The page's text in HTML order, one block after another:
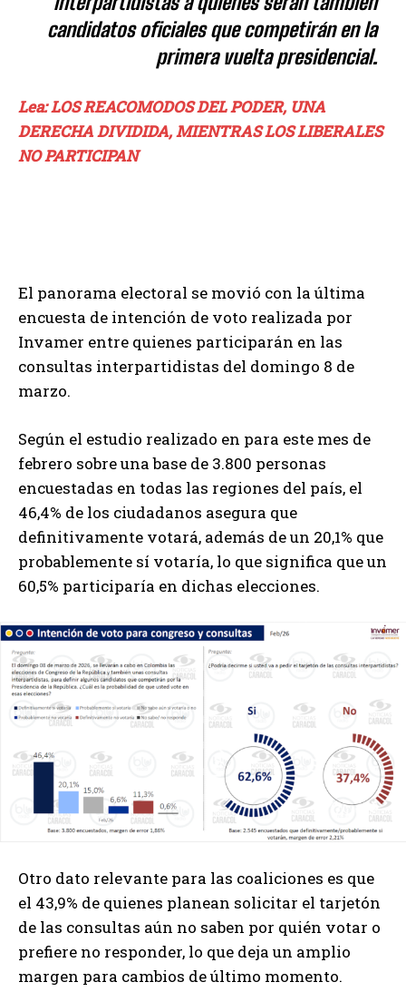
candidatos oficiales que competirán en la
primera vuelta presidencial.
Lea: LOS REACOMODOS DEL PODER, UNA
DERECHA DIVIDIDA, MIENTRAS LOS LIBERALES
NO PARTICIPAN
El panorama electoral se movió con la última
encuesta de intención de voto realizada por
Invamer entre quienes participarán en las
consultas interpartidistas del domingo 8 de
marzo.
Según el estudio realizado en para este mes de
febrero sobre una base de 3.800 personas
encuestadas en todas las regiones del país, el
46,4% de los ciudadanos asegura que
definitivamente votará, además de un 20,1% que
probablemente sí votaría, lo que significa que un
60,5% participaría en dichas elecciones.
Otro dato relevante para las coaliciones es que
el 43,9% de quienes planean solicitar el tarjetón
de las consultas aún no saben por quién votar o
prefiere no responder, lo que deja un amplio
margen para cambios de último momento.